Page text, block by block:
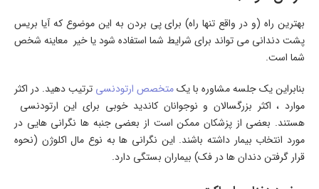
بهترین راه (و در واقع تنها راه) برای پی بردن به این موضوع که آیا بریس
پشت دندانی می تواند برای شرایط شما استفاده شود یا خیر معاینه شخص
شما است.
بنابراین یک جلسه مشاوره با یکمتخصص ارتودنسی ترتیب دهید. در اکثر
موارد ، اکثر بزرگسالان و نوجوانان کاندید خوبی برای این ارتودنسی
هستند. بعضی از پزشکان ممکن است از بعضی جنبه ها نگرانی هایی در
مورد انتخاب بیمار داشته باشند. این نگرانی ها به نوع مال اکلوژن (نحوه
قرار گرفتن دندان ها در فک) بیماران بستگی دارد.